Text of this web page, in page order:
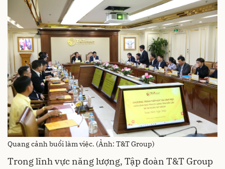
Quang cảnh buổi làm việc. (Ảnh: T&T Group)
Trong lĩnh vực năng lượng, Tập đoàn T&T Group